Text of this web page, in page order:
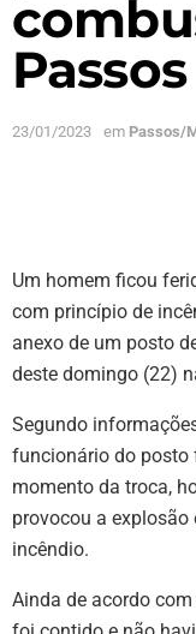
Passos
23/01/2023 em Passos/
Um homem ficou
com princípio de
anexo de um posto
deste domingo (22)
Segundo
funcionário do posto
momento da troca,
provocou a explosão
incêndio.
Ainda de acordo